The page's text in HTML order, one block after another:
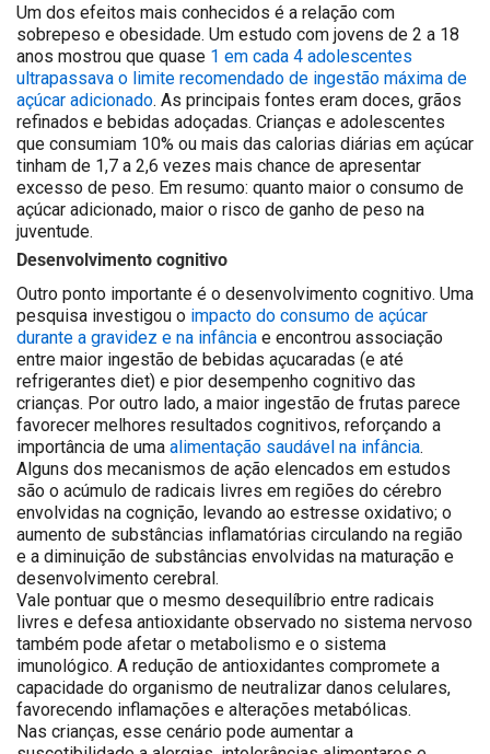
Um dos efeitos mais conhecidos é a relação com
sobrepeso e obesidade. Um estudo com jovens de 2 a 18
anos mostrou que quase 1 em cada 4 adolescentes
ultrapassava o limite recomendado de ingestão máxima de
açúcar adicionado. As principais fontes eram doces, grãos
refinados e bebidas adoçadas. Crianças e adolescentes
que consumiam 10% ou mais das calorias diárias em açúcar
tinham de 1,7 a 2,6 vezes mais chance de apresentar
excesso de peso. Em resumo: quanto maior o consumo de
açúcar adicionado, maior o risco de ganho de peso na
juventude.
Desenvolvimento cognitivo
Outro ponto importante é o desenvolvimento cognitivo. Uma
pesquisa investigou o impacto do consumo de açúcar
durante a gravidez e na infância e encontrou associação
entre maior ingestão de bebidas açucaradas (e até
refrigerantes diet) e pior desempenho cognitivo das
crianças. Por outro lado, a maior ingestão de frutas parece
favorecer melhores resultados cognitivos, reforçando a
importância de uma alimentação saudável na infância.
Alguns dos mecanismos de ação elencados em estudos
são o acúmulo de radicais livres em regiões do cérebro
envolvidas na cognição, levando ao estresse oxidativo; o
aumento de substâncias inflamatórias circulando na região
e a diminuição de substâncias envolvidas na maturação e
desenvolvimento cerebral.
Vale pontuar que o mesmo desequilíbrio entre radicais
livres e defesa antioxidante observado no sistema nervoso
também pode afetar o metabolismo e o sistema
imunológico. A redução de antioxidantes compromete a
capacidade do organismo de neutralizar danos celulares,
favorecendo inflamações e alterações metabólicas.
Nas crianças, esse cenário pode aumentar a